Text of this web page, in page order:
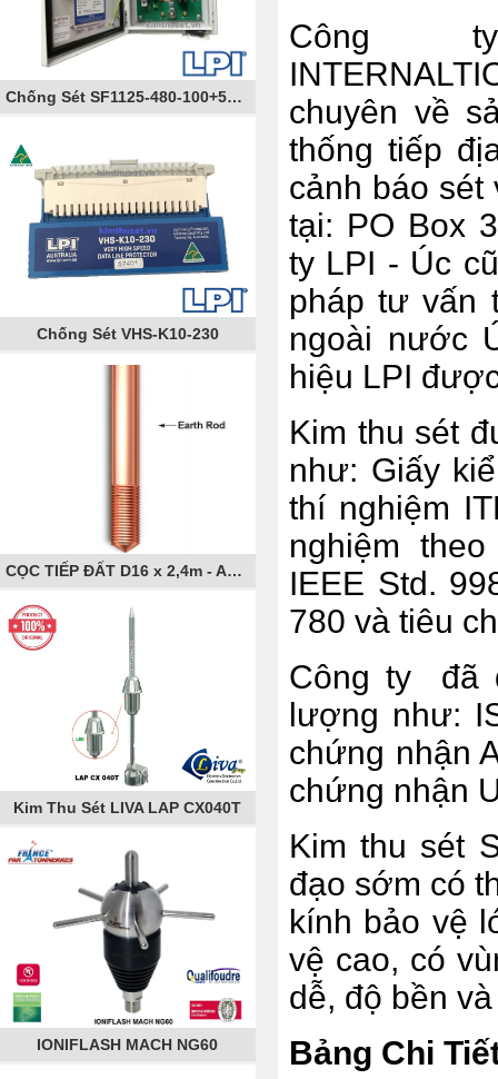
Chống Sét SF1125-480-100+50-AIMCB
Chống Sét VHS-K10-230
CỌC TIẾP ĐẤT D16 x 2,4m - AXIS
Kim Thu Sét LIVA LAP CX040T
IONIFLASH MACH NG60
Công ty
chuyên về
thống tiếp
cảnh báo sét
tại: PO Box
ty LPI - Úc
pháp tư vấn
ngoài nước
hiệu LPI
Kim thu sét
như: Giấy
thí nghiệm
nghiệm
IEEE Std.
780 và tiêu
Công ty đã
lượng như:
chứng nhận
chứng nhận
Kim thu sét
đạo sớm có
kính bảo vệ
vệ cao, có
dễ, độ bền
Bảng Chi